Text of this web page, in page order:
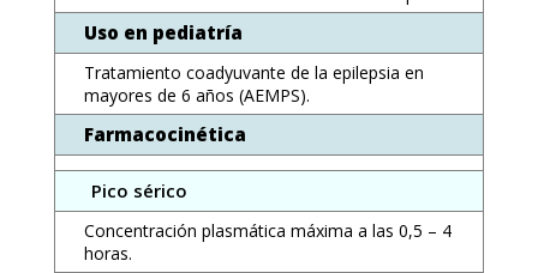
Uso en pediatría
Tratamiento coadyuvante de la epilepsia en
mayores de 6 años (AEMPS).
Farmacocinética
Pico sérico
Concentración plasmática máxima a las 0,5 – 4
horas.